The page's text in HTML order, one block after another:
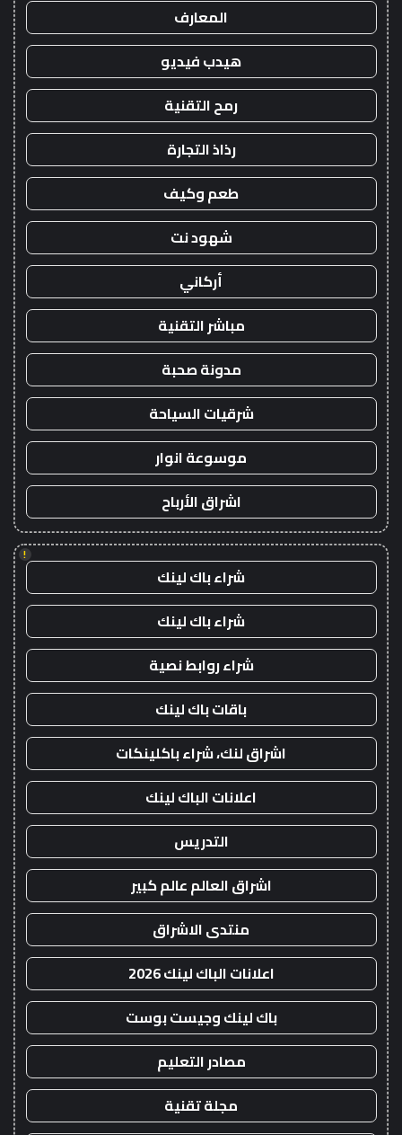
المعارف
هيدب فيديو
رمح التقنية
رذاذ التجارة
طعم وكيف
شهود نت
أركاني
مباشر التقنية
مدونة صحبة
شرقيات السياحة
موسوعة انوار
اشراق الأرباح
!
شراء باك لينك
شراء باك لينك
شراء روابط نصية
باقات باك لينك
اشراق لنك، شراء باكلينكات
اعلانات الباك لينك
التدريس
اشراق العالم عالم كبير
منتدى الاشراق
اعلانات الباك لينك 2026
باك لينك وجيست بوست
مصادر التعليم
مجلة تقنية